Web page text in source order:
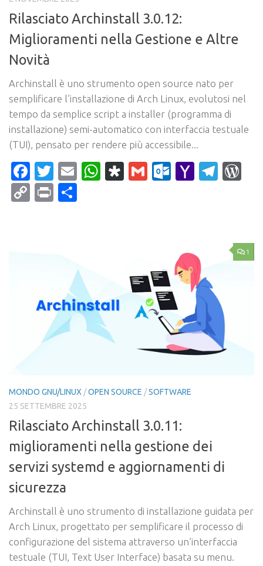
Rilasciato Archinstall 3.0.12:
Miglioramenti nella Gestione e Altre
Novità
Archinstall è uno strumento open source nato per
semplificare l’installazione di Arch Linux, evolutosi nel
tempo da semplice script a installer (programma di
installazione) semi-automatico con interfaccia testuale
(TUI), pensato per rendere più accessibile...
Facebook
Twitter
EmailWhatsApp
Diaspora
Gmail Yahoo
CopyPrint
1
MONDO GNU/LINUX /OPEN SOURCE /SOFTWARE
25 SETTEMBRE 2025
Rilasciato Archinstall 3.0.11:
miglioramenti nella gestione dei
servizi systemd e aggiornamenti di
sicurezza
Archinstall è uno strumento di installazione guidata per
Arch Linux, progettato per semplificare il processo di
configurazione del sistema attraverso un’interfaccia
testuale (TUI, Text User Interface) basata su menu.